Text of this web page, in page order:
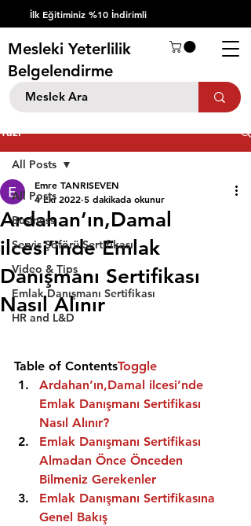
İlk Eğitiminiz %10 İndirimli
Mesleki Yeterlilik
Belgelendirme
Yazı
All Posts
Business
Servis Şöförü Sertifikası
Video & Tips
Emlak Danışmanı Sertifikası
HR and L&D
All Posts
Ardahan’ın,Damal
ilcesi’inde Emlak
Danışmanı Sertifikası
Nasıl Alınır
Emre TANRISEVEN
4 Eki 2022 5 dakikada okunur
Table of ContentsToggle
Ardahan’ın,Damal ilcesi’nde
Emlak Danışmanı Sertifikası
Nasıl Alınır?
Emlak Danışmanı Sertifikası
Almadan Önce Önceden
Bilmeniz Gerekenler
Emlak Danışmanı Sertifikasına
Genel Bakış